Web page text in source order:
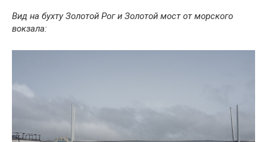
Вид на бухту Золотой Рог и Золотой мост от морского
вокзала: